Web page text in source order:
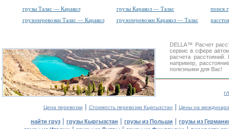
грузы Талас — Каракол грузы Каракол — Талас
поиск
грузоперевозки Талас — Каракол
грузоперевозки Каракол — Талас
DELLA™ Расчет
сервис в сфере
расчета
например,
полезными для Вас!
Цена перевозки | Стоимость перевозки Кыргызстан | Цены на
найти груз | грузы Кыргызстан | грузы из Польши | грузы из